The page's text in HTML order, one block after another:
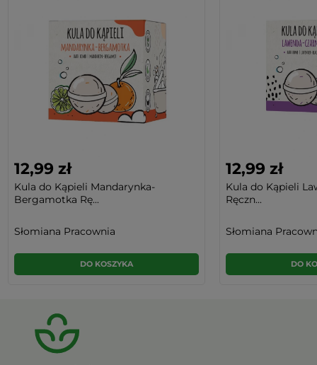
12,99 zł
Kula do Kąpieli Mandarynka-
Bergamotka Rę...
Słomiana Pracownia
DO KOSZYKA
12,99 zł
Kula do Kąpieli
Ręczn...
Słomiana
DO